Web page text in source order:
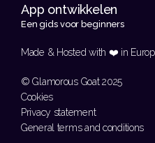
Een gids voor beginners
Made & Hosted with ❤️ in
© Glamorous Goat 2025
Cookies
Privacy statement
General terms and conditions